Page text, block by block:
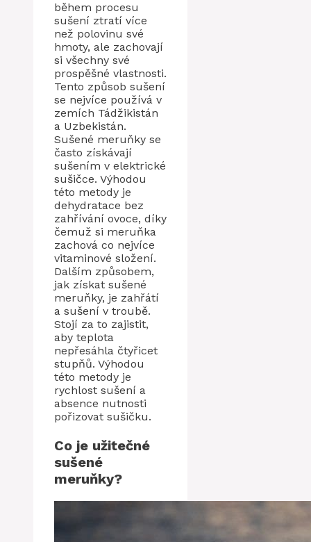
během procesu
sušení ztratí více
než polovinu své
hmoty, ale zachovají
si všechny své
prospěšné vlastnosti.
Tento způsob sušení
se nejvíce používá v
zemích Tádžikistán
a Uzbekistán.
Sušené meruňky se
často získávají
sušením v elektrické
sušičce. Výhodou
této metody je
dehydratace bez
zahřívání ovoce, díky
čemuž si meruňka
zachová co nejvíce
vitaminové složení.
Dalším způsobem,
jak získat sušené
meruňky, je zahřátí
a sušení v troubě.
Stojí za to zajistit,
aby teplota
nepřesáhla čtyřicet
stupňů. Výhodou
této metody je
rychlost sušení a
absence nutnosti
pořizovat sušičku.
Co je užitečné
sušené
meruňky?